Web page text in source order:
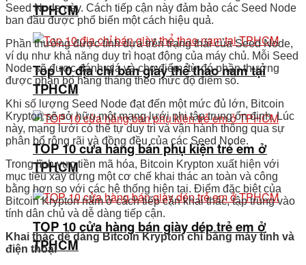
TPHCM
Top 10 địa chỉ bán giày thể thao nam tại
TPHCM
TOP 10 cửa hàng bán phụ kiện trẻ em ở
TPHCM
TOP 10 cửa hàng bán giày dép trẻ em ở
TPHCM
Seed Node này. Cách tiếp cận này đảm bảo các Seed Node
ban đầu được phổ biến một cách hiệu quả.
Phần thưởng được tính dựa trên trạng thái của Seed Node,
ví dụ như khả năng duy trì hoạt động của máy chủ. Mỗi Seed
Node sẽ được đánh giá và cho điểm, từ đó phần thưởng
được phân bổ hàng tháng theo mức độ điểm số.
Khi số lượng Seed Node đạt đến một mức đủ lớn, Bitcoin
Krypton sẽ sở hữu một mạng lưới phi tập trung ổn định. Lúc
này, mạng lưới có thể tự duy trì và vận hành thông qua sự
phân bổ rộng rãi và đồng đều của các Seed Node.
Trong lĩnh vực tiền mã hóa, Bitcoin Krypton xuất hiện với
mục tiêu xây dựng một cơ chế khai thác an toàn và công
bằng hơn so với các hệ thống hiện tại. Điểm đặc biệt của
Bitcoin Krypton nằm ở cách tiếp cận khai thác, tập trung vào
tính dân chủ và dễ dàng tiếp cận.
Khai thác dễ dàng Bitcoin Krypton chỉ bằng máy tính và
điện thoại